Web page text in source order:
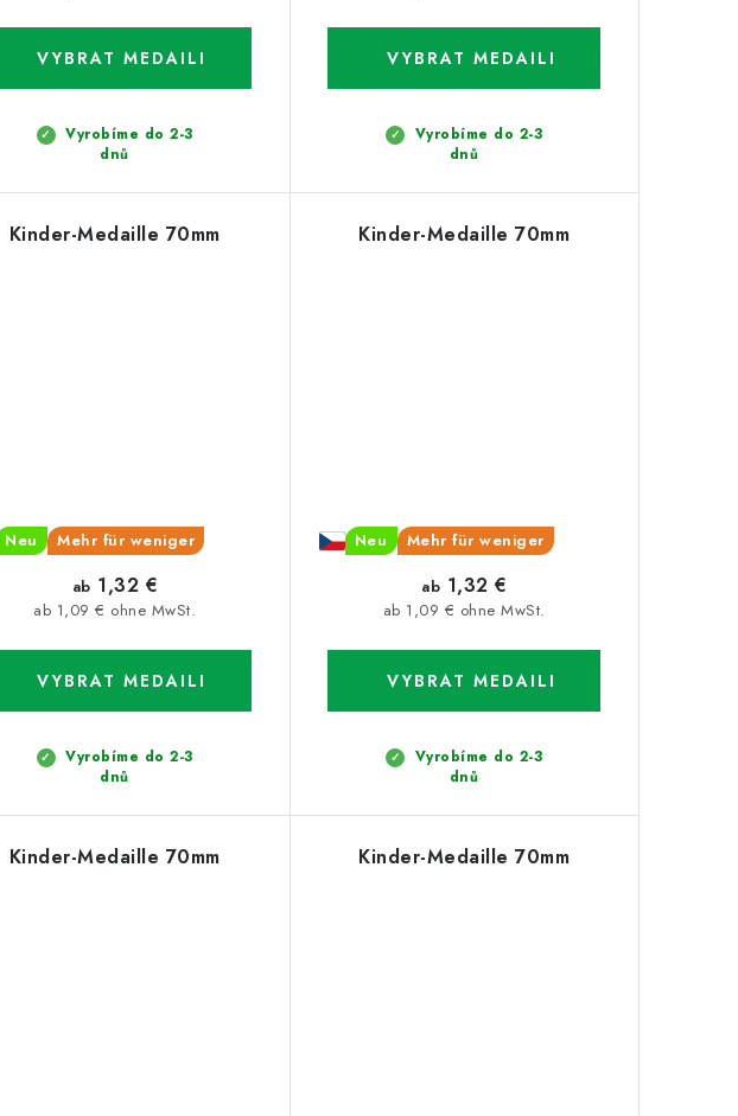
Vyrobíme do 2-3
dnů
Vyrobíme do 2-3
dnů
Kinder-Medaille 70mm
Neu Mehr für weniger
Vyrobíme do 2-3
dnů
ab 1,09 € ohne MwSt.
ab 1,32 €
Kinder-Medaille 70mm
Neu Mehr für weniger
Vyrobíme do 2-3
dnů
ab 1,09 € ohne MwSt.
ab 1,32 €
Kinder-Medaille 70mm Kinder-Medaille 70mm